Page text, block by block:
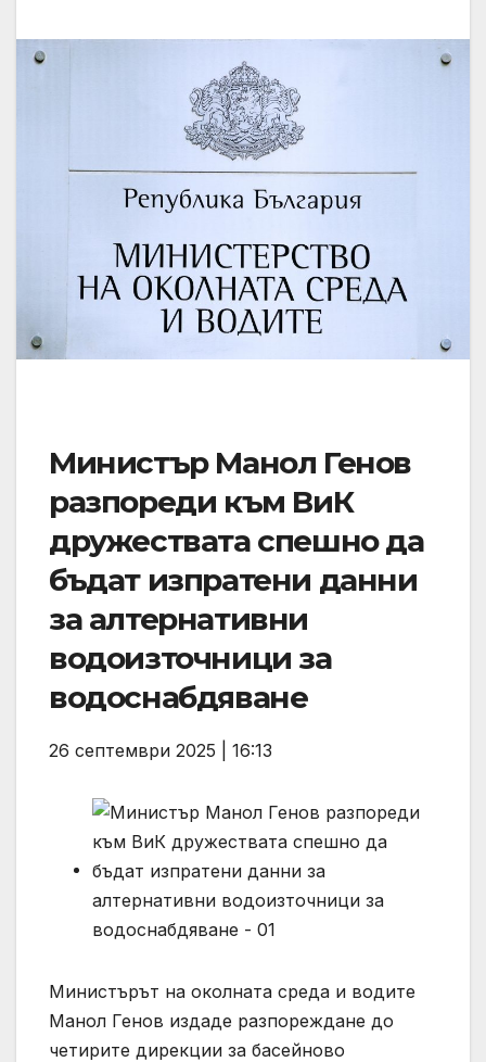
Министър Манол Генов
разпореди към ВиК
дружествата спешно да
бъдат изпратени данни
за алтернативни
водоизточници за
водоснабдяване
26 септември 2025 | 16:13
Министърът на околната среда и водите
Манол Генов издаде разпореждане до
четирите дирекции за басейново